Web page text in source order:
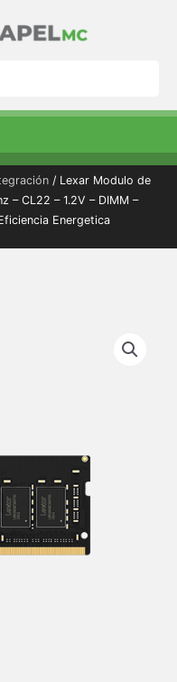
/ Lexar Modulo de
– CL22 – 1.2V – DIMM –
Energetica